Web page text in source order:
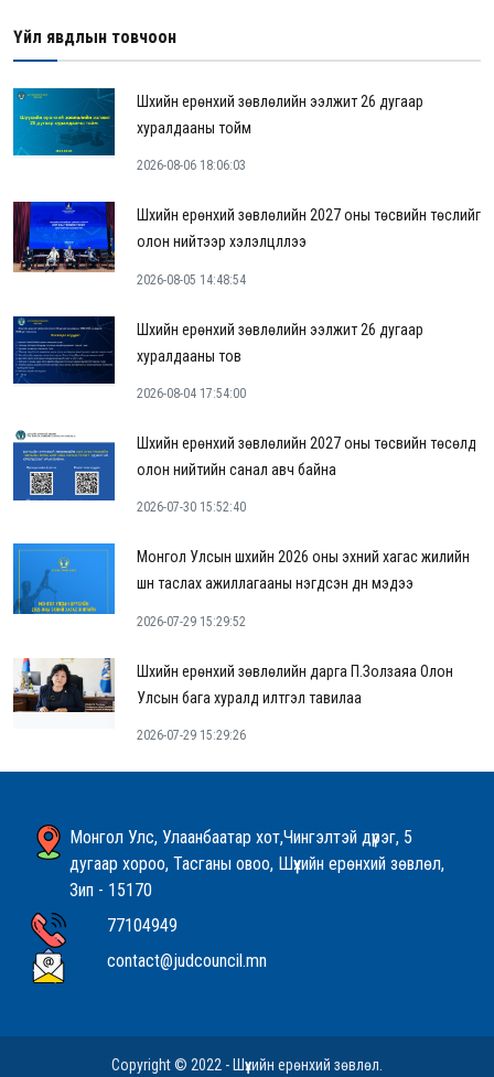
Үйл явдлын товчоон
Шүүхийн ерөнхий зөвлөлийн ээлжит 26 дугаар
хуралдааны тойм
2026-08-06 18:06:03
Шүүхийн ерөнхий зөвлөлийн 2027 оны төсвийн төслийг
олон нийтээр хэлэлцүүллээ
2026-08-05 14:48:54
Шүүхийн ерөнхий зөвлөлийн ээлжит 26 дугаар
хуралдааны тов
2026-08-04 17:54:00
Шүүхийн ерөнхий зөвлөлийн 2027 оны төсвийн төсөлд
олон нийтийн санал авч байна
2026-07-30 15:52:40
Монгол Улсын шүүхийн 2026 оны эхний хагас жилийн
шүүн таслах ажиллагааны нэгдсэн дүн мэдээ
2026-07-29 15:29:52
Шүүхийн ерөнхий зөвлөлийн дарга П.Золзаяа Олон
Улсын бага хуралд илтгэл тавилаа
2026-07-29 15:29:26
Монгол Улс, Улаанбаатар хот,Чингэлтэй дүүрэг, 5
дугаар хороо, Тасганы овоо, Шүүхийн ерөнхий зөвлөл,
Зип - 15170
77104949
contact@judcouncil.mn
Copyright © 2022 - Шүүхийн ерөнхий зөвлөл.